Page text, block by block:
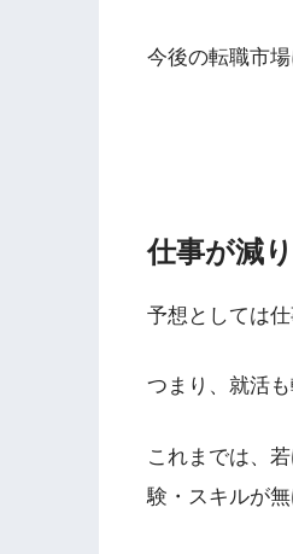
今後の転職市
仕事が減
予想としては
つまり、就活
これまでは、
験・スキルが